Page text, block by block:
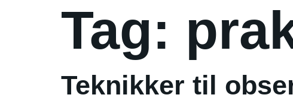
Tag:
Teknikker til